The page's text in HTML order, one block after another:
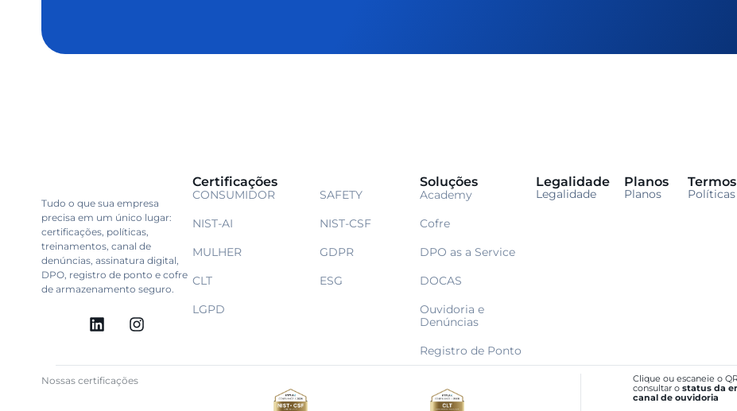
Tudo o que sua empresa
precisa em um único lugar:
certificações, políticas,
treinamentos, canal de
denúncias, assinatura digital,
DPO, registro de ponto e cofre
de armazenamento seguro.
Certificações
CONSUMIDOR
SAFETY
NIST-AI
NIST-CSF
MULHER
GDPR
CLT
ESG
LGPD
Soluções
Academy
Cofre
DPO as a Service
DOCAS
Ouvidoria e
Denúncias
Registro de Ponto
Legalidade
Legalidade
Planos
Planos
Termos
Nossas certificações
Clique ou escaneie o
consultar o status da
canal de ouvidoria